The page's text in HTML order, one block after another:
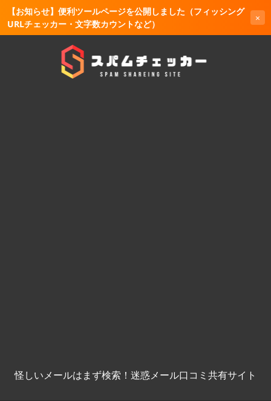
【お知らせ】便利ツールページを公開しました（フィッシング
URLチェッカー・文字数カウントなど）
×
怪しいメールはまず検索！迷惑メール口コミ共有サイト